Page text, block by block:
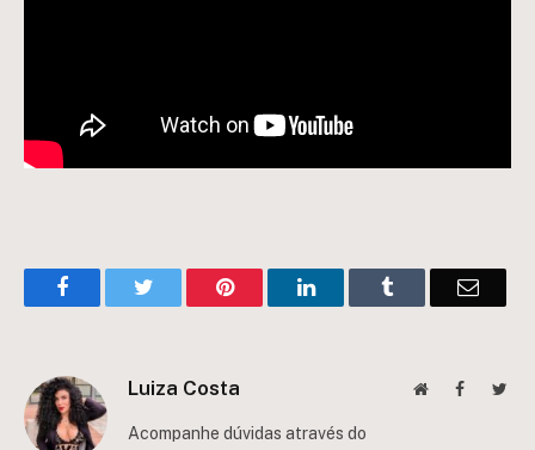
FacebookTwitter Pinterest LinkedInTumblr Email
Luiza Costa WebsiteFacebook
Acompanhe dúvidas através do